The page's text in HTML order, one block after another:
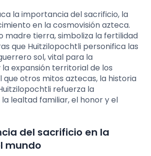
la importancia del sacrificio, la
en la cosmovisión azteca.
madre tierra, simboliza la fertilidad
que Huitzilopochtli personifica las
sol, vital para la
expansión territorial de los
que otros mitos aztecas, la historia
refuerza la
lealtad familiar, el honor y el
del sacrificio en la
mundo